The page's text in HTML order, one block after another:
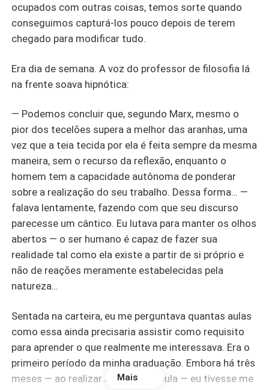
ocupados com outras coisas, temos sorte quando
conseguimos capturá-los pouco depois de terem
chegado para modificar tudo.
Era dia de semana. A voz do professor de filosofia lá
na frente soava hipnótica:
— Podemos concluir que, segundo Marx, mesmo o
pior dos tecelões supera a melhor das aranhas, uma
vez que a teia tecida por ela é feita sempre da mesma
maneira, sem o recurso da reflexão, enquanto o
homem tem a capacidade autônoma de ponderar
sobre a realização do seu trabalho. Dessa forma… —
falava lentamente, fazendo com que seu discurso
parecesse um cântico. Eu lutava para manter os olhos
abertos — o ser humano é capaz de fazer sua
realidade tal como ela existe a partir de si próprio e
não de reações meramente estabelecidas pela
natureza…
Sentada na carteira, eu me perguntava quantas aulas
como essa ainda precisaria assistir como requisito
para aprender o que realmente me interessava. Era o
primeiro período da minha graduação. Embora há três
meses — ao realizar minha matrícula — eu tivesse me
Mais